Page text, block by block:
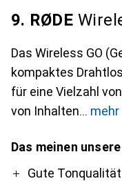
9. RØDE
Das Wireless GO
kompaktes
für eine Vielzahl
von Inhalten
mehr
Das meinen
ProGute Tonqualität